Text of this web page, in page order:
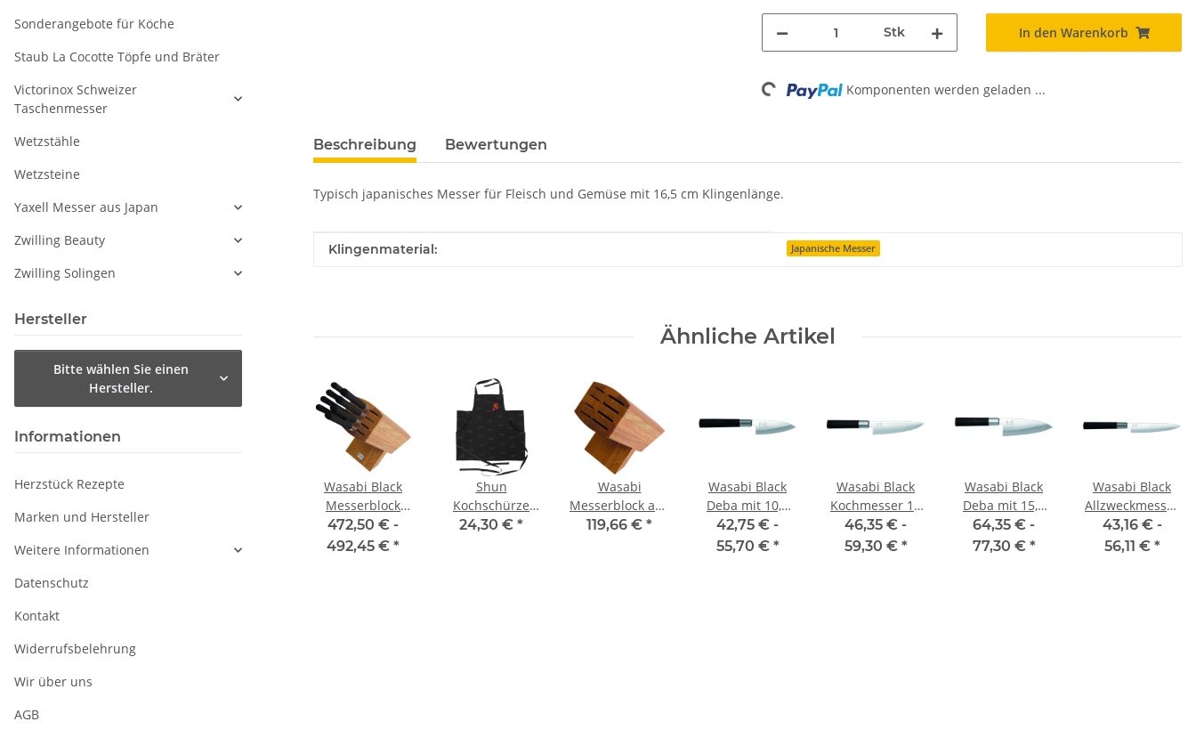
Stk In den Warenkorb
Loading... Komponenten werden geladen ...
Beschreibung Bewertungen
Typisch japanisches Messer für Fleisch und Gemüse mit 16,5 cm Klingenlänge.
Produkteigenschaft
Wert
Klingenmaterial: Japanische Messer
Ähnliche Artikel
Wasabi Black
23 cm Klinge
58,50 € -
71,45 €*
60,20 €
Wasabi Black
Messerblock
bestückt
472,50 € -
492,45 € *
Shun
Kochschürze
schwarz von Kai
24,30 € *
Wasabi
Messerblock aus
Eichenholz
119,66 € *
Wasabi Black
Deba mit 10,5
cm Klinge
42,75 € -
55,70 € *
Wasabi Black
Kochmesser 15
cm Klinge
46,35 € -
59,30 € *
Wasabi Black
Deba mit 15,5
cm Klinge
64,35 € -
77,30 € *
Wasabi Black
Allzweckmesser
mit 15 cm Klinge
43,16 € -
56,11 € *
Sonderangebote für Köche
Staub La Cocotte Töpfe und Bräter
Victorinox Schweizer
Taschenmesser
Wetzstähle
Wetzsteine
Yaxell Messer aus Japan
Zwilling Beauty
Zwilling Solingen
Hersteller
Bitte wählen Sie einen
Hersteller.
Informationen
Herzstück Rezepte
Marken und Hersteller
Weitere Informationen
Datenschutz
Kontakt
Widerrufsbelehrung
Wir über uns
AGB